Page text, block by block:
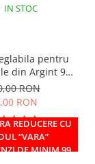
IN STOC
REDUCERE CU
”VARA”
DE MINIM 99
pentru
din Argint 925
Miyuki verzi
RON
RON
IN STOC